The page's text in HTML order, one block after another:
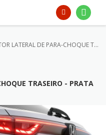
DE PARA-CHOQUE TRASEIRO - PRATA PLATINUM METÁLICO
TRASEIRO - PRATA